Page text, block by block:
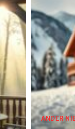
ANDER